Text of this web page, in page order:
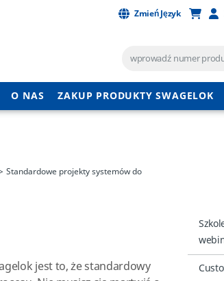
Zmień Język
O NAS ZAKUP PRODUKTY SWAGELOK
Standardowe projekty systemów do
jest to, że standardowy